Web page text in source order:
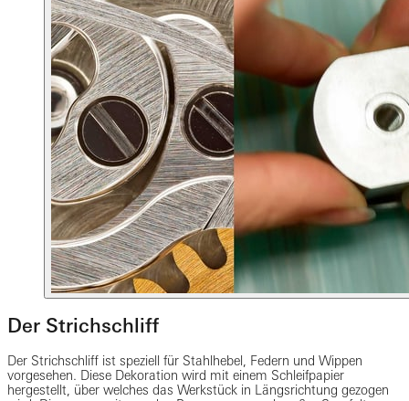
Der Strichschliff
Der Strichschliff ist speziell für Stahlhebel, Federn und Wippen
vorgesehen. Diese Dekoration wird mit einem Schleifpapier
hergestellt, über welches das Werkstück in Längsrichtung gezogen